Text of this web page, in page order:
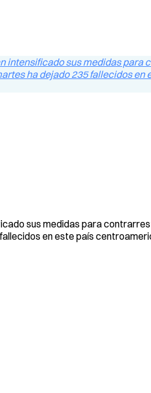
sus medidas para
en este país